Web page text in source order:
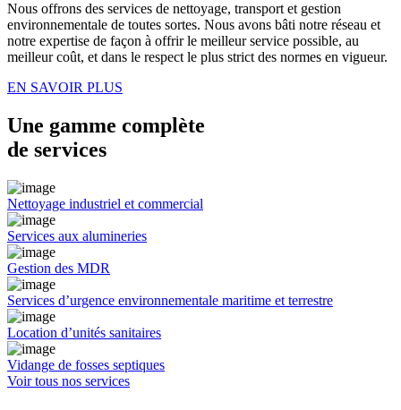
Nous offrons des services de nettoyage, transport et gestion
environnementale de toutes sortes. Nous avons bâti notre réseau et
notre expertise de façon à offrir le meilleur service possible, au
meilleur coût, et dans le respect le plus strict des normes en vigueur.
EN SAVOIR PLUS
Une gamme complète
de services
Nettoyage industriel et commercial
Services aux alumineries
Gestion des MDR
Services d’urgence environnementale maritime et terrestre
Location d’unités sanitaires
Vidange de fosses septiques
Voir tous nos services